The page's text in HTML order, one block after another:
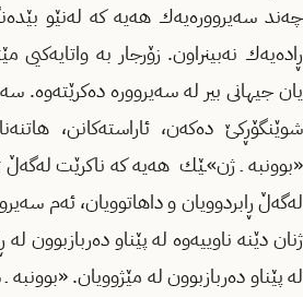
چه‌ند سه‌یرووره‌یه‌ك هه‌یه‌ كه‌ له‌نێو
ڕاده‌یه‌ك نه‌بینراون‌. زۆرجار به‌ واتایه‌كیی
یان جیهانی بیر له‌ سه‌یرووره‌ ده‌كرێته‌وه‌.
شوێنگۆڕكێ ده‌كه‌ن، ئاراسته‌كانن،
«بوونبه‌‌ ـ ژن»ـێك هه‌یه‌ كه‌ ناكرێت له‌گه‌ڵ
له‌گه‌ڵ ڕابردوویان و داهاتوویان، ئه‌م
ژنان دێنه‌ ناوییه‌وه‌ له‌ پێناو ده‌ربازبوون له‌
له‌ پێناو ده‌ربازبوون له‌ مێژوویان.